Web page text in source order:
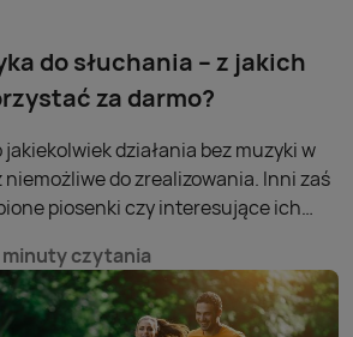
do słuchania – z jakich
za darmo?
działania bez muzyki w
do zrealizowania. Inni zaś
piosenki czy interesujące ich
zainteresuje cię darmowa
Sprawdź, z jakich aplikacji warto
minuty czytania